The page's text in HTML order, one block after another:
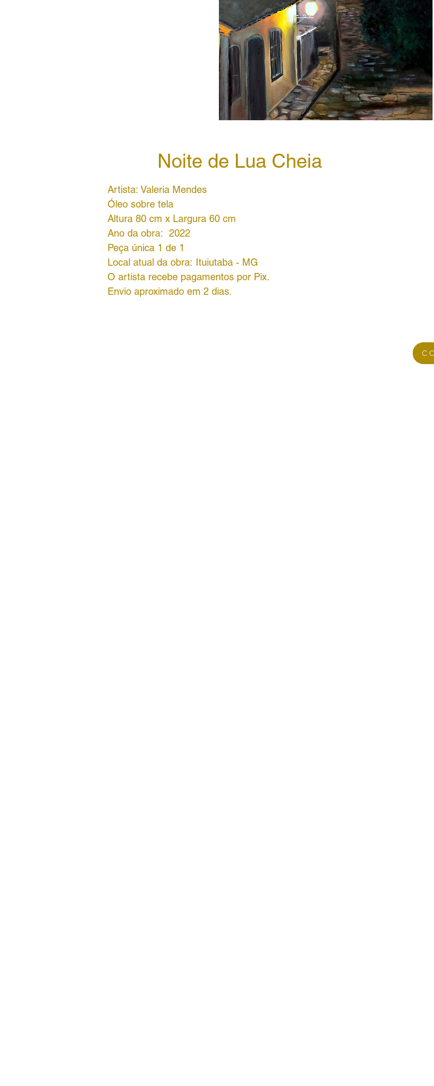
Noite de Lua Cheia
Artista: Valeria Mendes
Óleo sobre tela
Altura 80 cm x Largura 60 cm
Ano da obra: 2022
Peça única 1 de 1
Local atual da obra: Ituiutaba - MG
O artista recebe pagamentos por Pix.
Envio aproximado em 2 dias.